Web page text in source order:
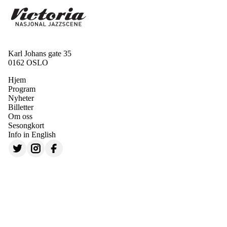
Karl Johans gate 35
0162 OSLO
Hjem
Program
Nyheter
Billetter
Om oss
Sesongkort
Info in English